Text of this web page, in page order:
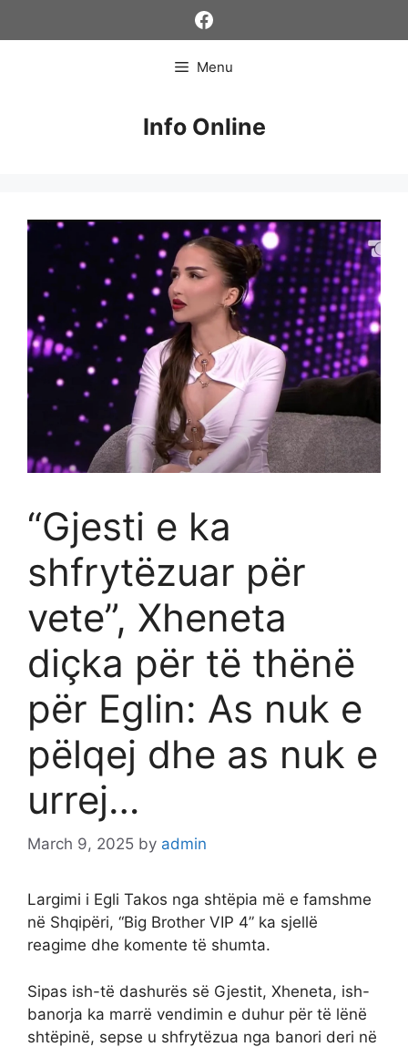
Facebook
Menu
Info Online
“Gjesti e ka
shfrytëzuar për
vete”, Xheneta
diçka për të thënë
për Eglin: As nuk e
pëlqej dhe as nuk e
urrej…
March 9, 2025 by admin
Largimi i Egli Takos nga shtëpia më e famshme
në Shqipëri, “Big Brother VIP 4” ka sjellë
reagime dhe komente të shumta.
Sipas ish-të dashurës së Gjestit, Xheneta, ish-
banorja ka marrë vendimin e duhur për të lënë
shtëpinë, sepse u shfrytëzua nga banori deri në